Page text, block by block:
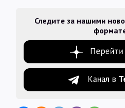
Следите за нашими
Перейти
Канал в